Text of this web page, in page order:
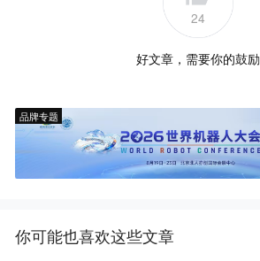
24
好文章，需要你的鼓励
品牌专题
你可能也喜欢这些文章